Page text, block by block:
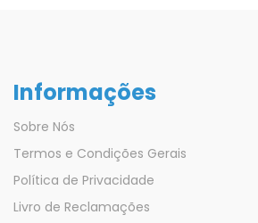
Informações
Sobre Nós
Termos e Condições Gerais
Política de Privacidade
Livro de Reclamações